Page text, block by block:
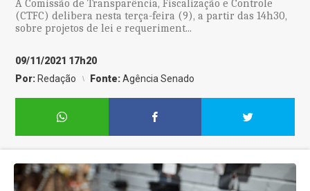
A Comissão de Transparência, Fiscalização e Controle
(CTFC) delibera nesta terça-feira (9), a partir das 14h30,
sobre projetos de lei e requeriment...
09/11/2021 17h20
Por: Redação Fonte:Agência Senado